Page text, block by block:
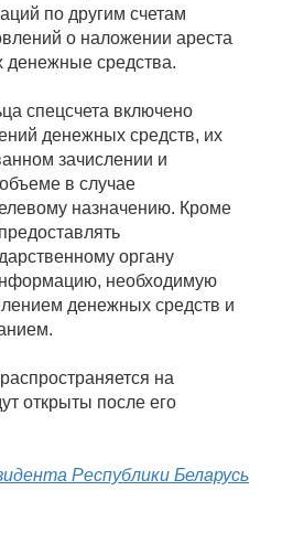
по другим счетам
о наложении ареста
денежные средства.
спецсчета включено
денежных средств, их
зачислении и
в случае
назначению. Кроме
органу
необходимую
денежных средств и
на
открыты после его
Республики Беларусь